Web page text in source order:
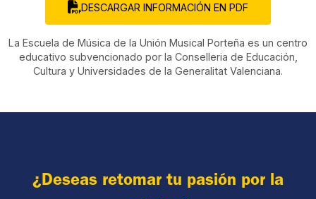
DESCARGAR INFORMACIÓN EN PDF
La Escuela de Música de la Unión Musical Porteña es un centro
educativo subvencionado por la Conselleria de Educación,
Cultura y Universidades de la Generalitat Valenciana.
¿Deseas retomar tu pasión por la